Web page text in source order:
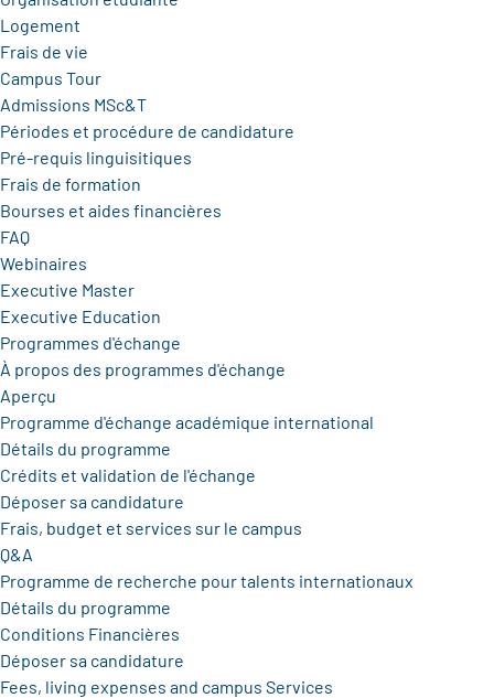
Logement
Frais de vie
Campus Tour
Admissions MSc&T
Périodes et procédure de candidature
Pré-requis linguisitiques
Frais de formation
Bourses et aides financières
FAQ
Webinaires
Executive Master
Executive Education
Programmes d'échange
À propos des programmes d'échange
Aperçu
Programme d'échange académique international
Détails du programme
Crédits et validation de l'échange
Déposer sa candidature
Frais, budget et services sur le campus
Q&A
Programme de recherche pour talents internationaux
Détails du programme
Conditions Financières
Déposer sa candidature
Fees, living expenses and campus Services